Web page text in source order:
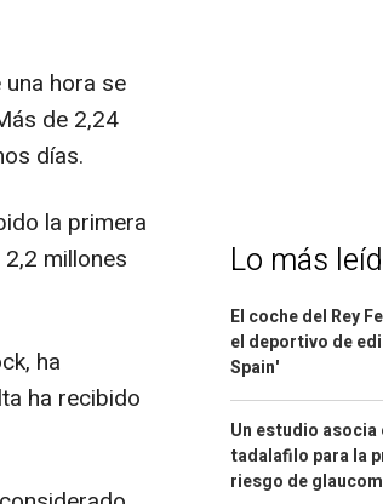
hora se
de 2,24
días.
la primera
millones
ha
ha recibido
Lo más
El coche del Rey
el deportivo de
Spain'
Un estudio
tadalafilo para la
riesgo de